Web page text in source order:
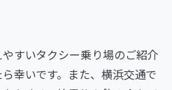
すいタクシー乗り場のご紹介
幸いです。また、横浜交通で